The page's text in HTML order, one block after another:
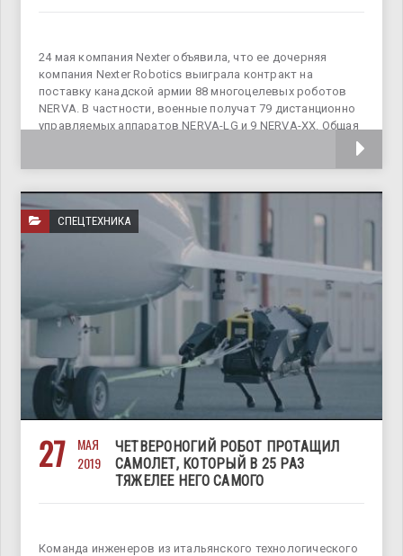
24 мая компания Nexter объявила, что ее дочерняя
компания Nexter Robotics выиграла контракт на
поставку канадской армии 88 многоцелевых роботов
NERVA. В частности, военные получат 79 дистанционно
управляемых аппаратов NERVA-LG и 9 NERVA-XX. Общая
СПЕЦТЕХНИКА
27
МАЯ
2019
ЧЕТВЕРОНОГИЙ РОБОТ ПРОТАЩИЛ
САМОЛЕТ, КОТОРЫЙ В 25 РАЗ
ТЯЖЕЛЕЕ НЕГО САМОГО
Команда инженеров из итальянского технологического